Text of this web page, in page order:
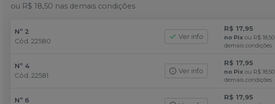
ou R$ 18,50 nas demais condições
Nº 2
Cód.22580
Ver info
R$ 17,95
no Pix ou R$ 18,50
demais condições
Nº 4
Cód.22581
Ver info
R$ 17,95
no Pix ou R$ 18,50
demais condições
Nº 6
R$ 17,95